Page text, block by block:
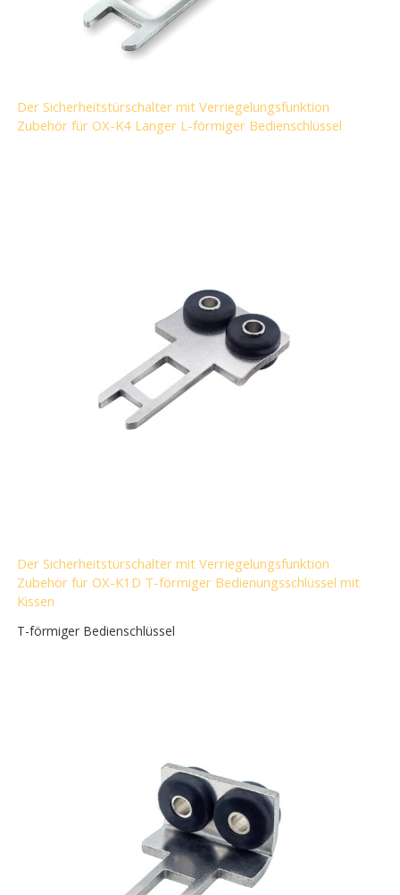
Der Sicherheitstürschalter mit Verriegelungsfunktion
Zubehör für OX-K4 Langer L-förmiger Bedienschlüssel
Der Sicherheitstürschalter mit Verriegelungsfunktion
Zubehör für OX-K1D T-förmiger Bedienungsschlüssel mit
Kissen
T-förmiger Bedienschlüssel